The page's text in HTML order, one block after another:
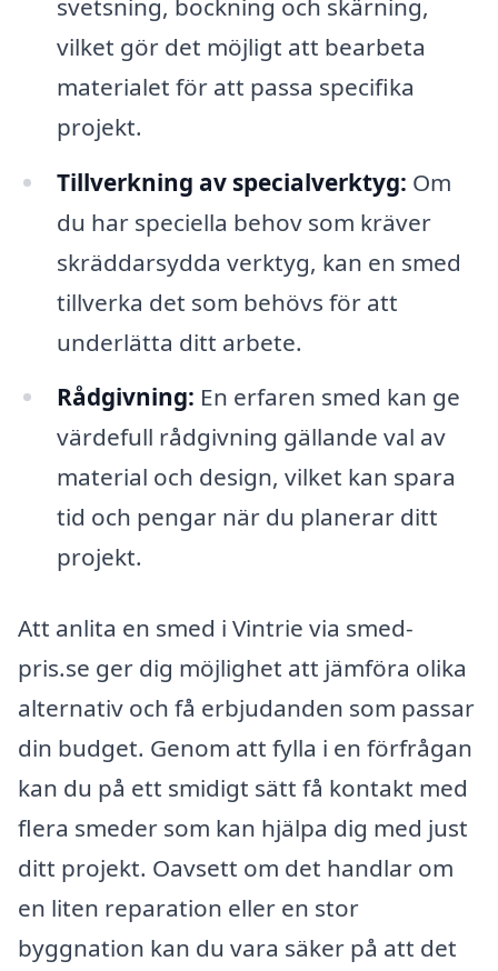
svetsning, bockning och skärning,
vilket gör det möjligt att bearbeta
materialet för att passa specifika
projekt.
Tillverkning av specialverktyg: Om
du har speciella behov som kräver
skräddarsydda verktyg, kan en smed
tillverka det som behövs för att
underlätta ditt arbete.
Rådgivning: En erfaren smed kan ge
värdefull rådgivning gällande val av
material och design, vilket kan spara
tid och pengar när du planerar ditt
projekt.
Att anlita en smed i Vintrie via smed-
pris.se ger dig möjlighet att jämföra olika
alternativ och få erbjudanden som passar
din budget. Genom att fylla i en förfrågan
kan du på ett smidigt sätt få kontakt med
flera smeder som kan hjälpa dig med just
ditt projekt. Oavsett om det handlar om
en liten reparation eller en stor
byggnation kan du vara säker på att det